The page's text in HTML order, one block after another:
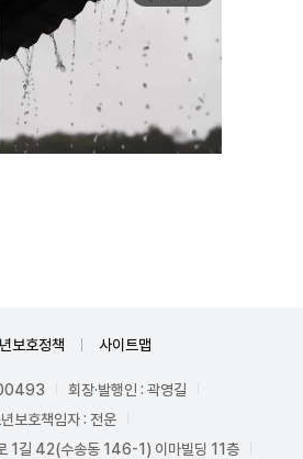
보호정책 사이트맵
00493
회장·발행인 : 곽영길
보호책임자 : 전운
1길 42(수송동 146-1) 이마빌딩 11층